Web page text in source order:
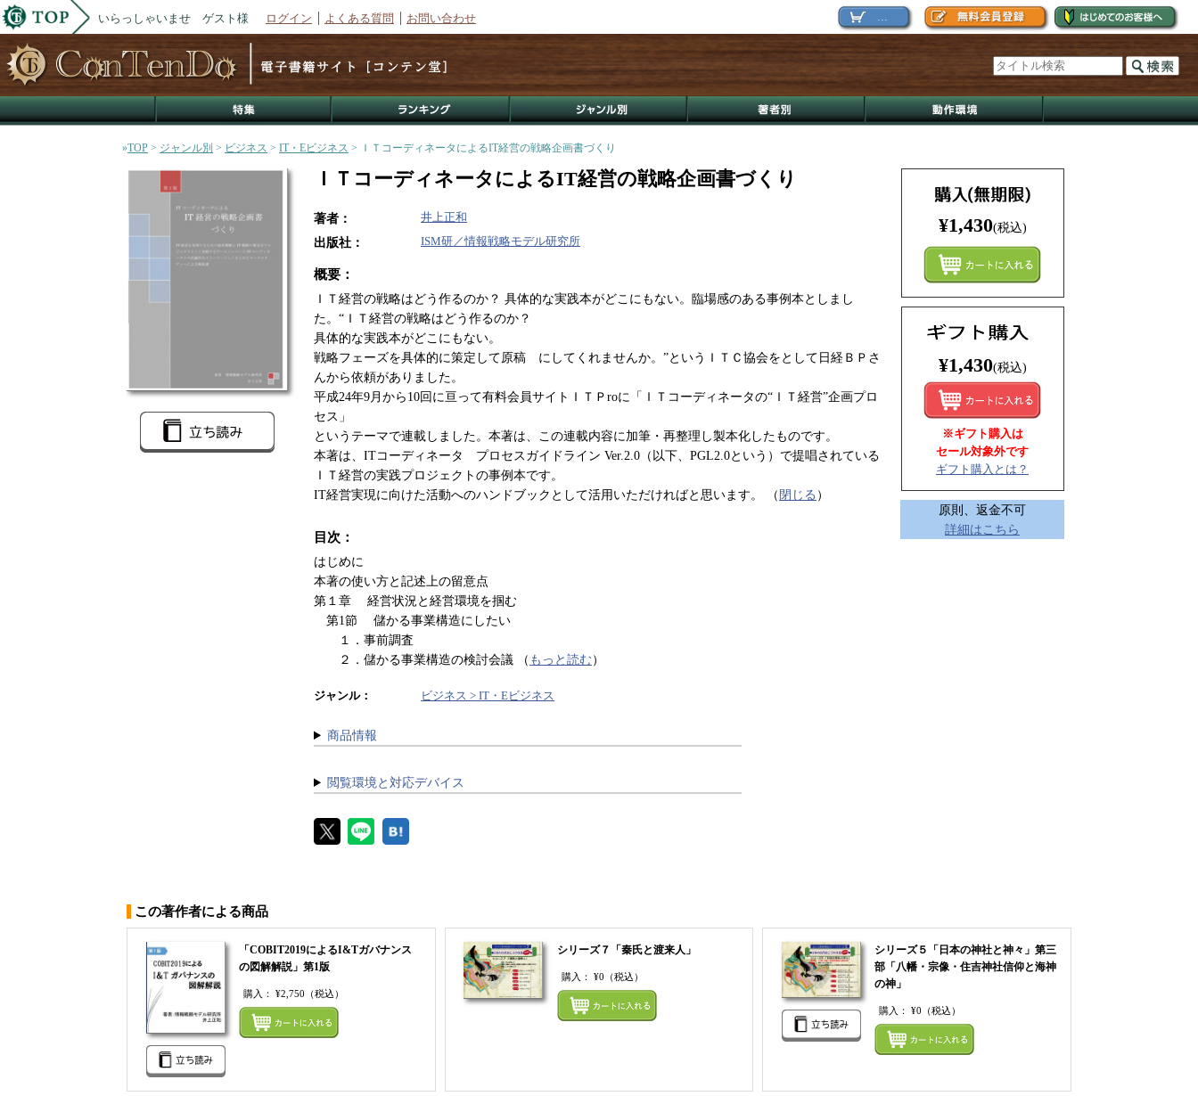
いらっしゃいませ ゲスト様 ログイン よくある質問 お問い合わせ
»TOP > ジャンル別 > ビジネス > IT・Eビジネス > ＩＴコーディネータによるIT経営の戦略企画書づくり
ＩＴコーディネータによるIT経営の戦略企画書づくり
著者： 井上正和
出版社： ISM研／情報戦略モデル研究所
概要：
ＩＴ経営の戦略はどう作るのか？ 具体的な実践本がどこにもない。臨場感のある事例本としまし
た。“ＩＴ経営の戦略はどう作るのか？
具体的な実践本がどこにもない。
戦略フェーズを具体的に策定して原稿 にしてくれませんか。”というＩＴＣ協会をとして日経ＢＰさ
んから依頼がありました。
平成24年9月から10回に亘って有料会員サイトＩＴＰroに「ＩＴコーディネータの“ＩＴ経営”企画プロ
セス」
というテーマで連載しました。本著は、この連載内容に加筆・再整理し製本化したものです。
本著は、ITコーディネータ プロセスガイドライン Ver.2.0（以下、PGL2.0という）で提唱されている
ＩＴ経営の実践プロジェクトの事例本です。
IT経営実現に向けた活動へのハンドブックとして活用いただければと思います。
（ 閉じる ）
目次：
はじめに
本著の使い方と記述上の留意点
第１章 経営状況と経営環境を掴む
第1節 儲かる事業構造にしたい
１．事前調査
２．儲かる事業構造の検討会議 （ もっと読む）
ジャンル： ビジネス > IT・Eビジネス
商品情報
閲覧環境と対応デバイス
¥1,430(税込)
¥1,430(税込)
※ギフト購入は
セール対象外です
ギフト購入とは？
原則、返金不可
詳細はこちら
この著作者による商品
「COBIT2019によるI&Tガバナンス
の図解解説」第1版
購入： ¥2,750 （税込）
まとめてカートにいれる
シリーズ７「秦氏と渡来人」
購入： ¥0 （税込）
まとめてカートにいれる
シリーズ５「日本の神社と神々」第三
部「八幡・宗像・住吉神社信仰と海神
の神」
購入：¥0 （税込）